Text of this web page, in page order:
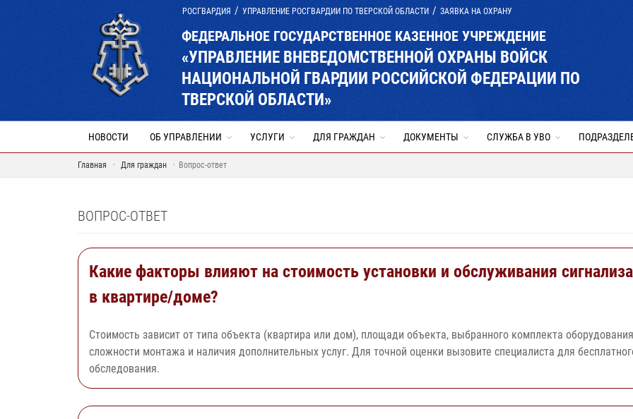
РОСГВАРДИЯ УПРАВЛЕНИЕ РОСГВАРДИИ ПО ТВЕРСКОЙ ОБЛАСТИ ЗАЯВКА НА ОХРАНУ
ФЕДЕРАЛЬНОЕ ГОСУДАРСТВЕННОЕ КАЗЕННОЕ УЧРЕЖДЕНИЕ
«УПРАВЛЕНИЕ ВНЕВЕДОМСТВЕННОЙ ОХРАНЫ ВОЙСК
НАЦИОНАЛЬНОЙ ГВАРДИИ РОССИЙСКОЙ ФЕДЕРАЦИИ ПО
ТВЕРСКОЙ ОБЛАСТИ»
НОВОСТИ ОБ УПРАВЛЕНИИ УСЛУГИ ДЛЯ ГРАЖДАН ДОКУМЕНТЫ СЛУЖБА В УВО
Главная Для граждан Вопрос-ответ
ВОПРОС-ОТВЕТ
Какие факторы влияют на стоимость установки и обслуживания
в квартире/доме?
Стоимость зависит от типа объекта (квартира или дом), площади объекта, выбранного комплекта
сложности монтажа и наличия дополнительных услуг. Для точной оценки вызовите специалиста для
обследования.